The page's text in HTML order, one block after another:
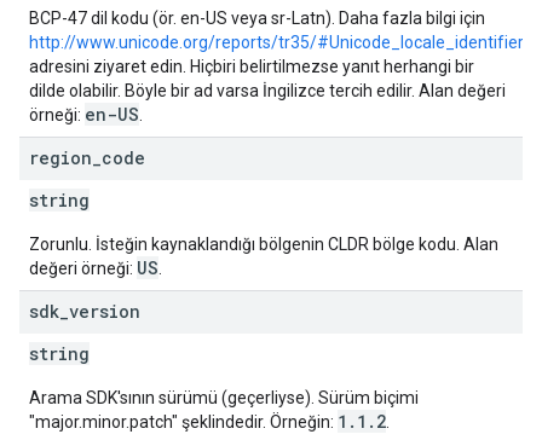
BCP-47 dil kodu (ör. en-US veya sr-Latn). Daha fazla bilgi için
http://www.unicode.org/reports/tr35/#Unicode_locale_identifier
adresini ziyaret edin. Hiçbiri belirtilmezse yanıt herhangi bir
dilde olabilir. Böyle bir ad varsa İngilizce tercih edilir. Alan değeri
örneği: en-US
region code
string
Zorunlu. İsteğin kaynaklandığı bölgenin CLDR bölge kodu. Alan
değeri örneği: US
sdk version
string
Arama SDK'sının sürümü (geçerliyse). Sürüm biçimi
"major.minor.patch" şeklindedir. Örneğin: 1.1.2